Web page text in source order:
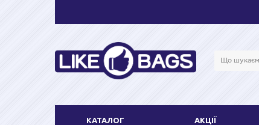
КАТАЛОГ АКЦІЇ